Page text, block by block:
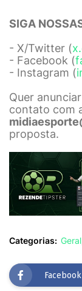
SIGA
- X/Twitter (
- Facebook (
- Instagram (
Quer
contato com
proposta.
Categorias: Geral
Facebook